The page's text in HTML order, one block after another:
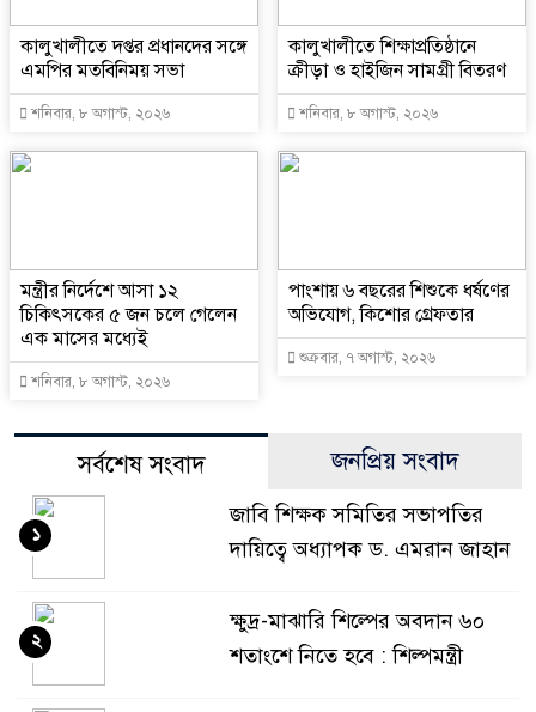
কালুখালীতে দপ্তর প্রধানদের সঙ্গে
এমপির মতবিনিময় সভা
শনিবার, ৮ অগাস্ট, ২০২৬
কালুখালীতে শিক্ষাপ্রতিষ্ঠানে
ক্রীড়া ও হাইজিন সামগ্রী বিতরণ
শনিবার, ৮ অগাস্ট, ২০২৬
মন্ত্রীর নির্দেশে আসা ১২
চিকিৎসকের ৫ জন চলে গেলেন
এক মাসের মধ্যেই
শনিবার, ৮ অগাস্ট, ২০২৬
পাংশায় ৬ বছরের শিশুকে ধর্ষণের
অভিযোগ, কিশোর গ্রেফতার
শুক্রবার, ৭ অগাস্ট, ২০২৬
সর্বশেষ সংবাদ জনপ্রিয় সংবাদ
জাবি শিক্ষক সমিতির সভাপতির
দায়িত্বে অধ্যাপক ড. এমরান জাহান
১
ক্ষুদ্র-মাঝারি শিল্পের অবদান ৬০
শতাংশে নিতে হবে : শিল্পমন্ত্রী
২